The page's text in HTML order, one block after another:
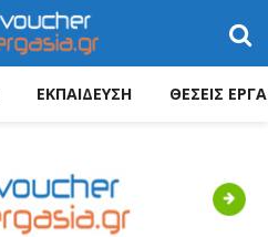
ΕΚΠΑΙΔΕΥΣΗ ΘΕΣΕΙΣ
Next